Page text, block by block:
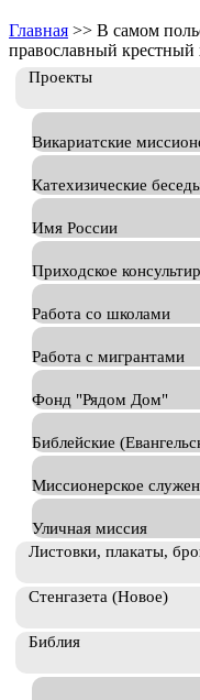
Главная >> В самом
православный крестный
Проекты
Викариатские
Катехизические
Имя России
Приходское
Работа со школами
Работа с мигрантами
Фонд "Рядом Дом"
Библейские
Миссионерское
Уличная миссия
Листовки, плакаты,
Стенгазета (Новое)
Библия